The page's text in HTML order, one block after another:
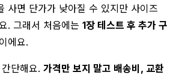
사면 단가가 낮아질 수 있지만 사이즈
. 그래서 처음에는 1장 테스트 후 추가 구
에요.
단해요. 가격만 보지 말고 배송비, 교환